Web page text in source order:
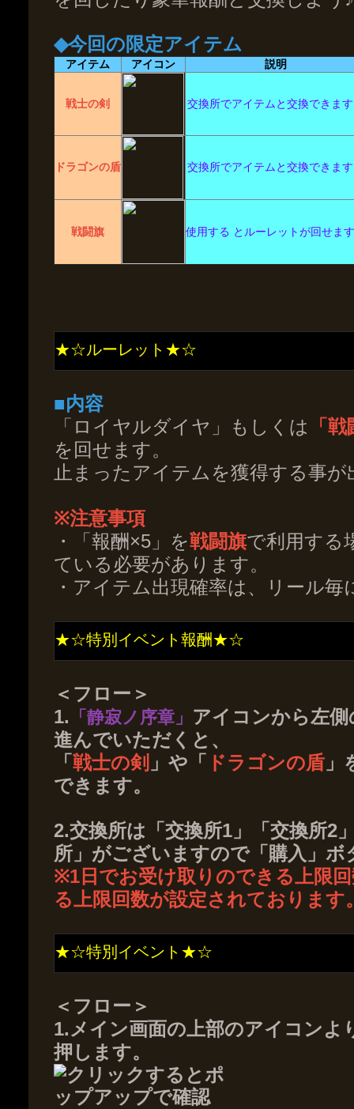
◆今回の限定アイテム
アイテム アイコン 説明
戦士の剣 交換所でアイテムと交換できま
ドラゴンの盾 交換所でアイテムと交換できま
戦闘旗 使用する とルーレットが回せま
★☆ルーレット★☆
■内容
「ロイヤルダイヤ」もしくは
「
を回せます。
止まったアイテムを獲得する事が
※注意事項
・「報酬×5」を戦闘旗で利用する
ている必要があります。
・アイテム出現確率は、リール
★☆特別イベント報酬★☆
＜フロー＞
1. 「静寂ノ序章」 アイコンから左
進んでいただくと、
「 戦士の剣 」や「 ドラゴンの盾 」
できます。
2.交換所は「交換所1」「交換所2
所」がございますので「購入」
※1日でお受け取りのできる上限
る上限回数が設定されております
★☆特別イベント★☆
＜フロー＞
1.メイン画面の上部のアイコンよ
押します。